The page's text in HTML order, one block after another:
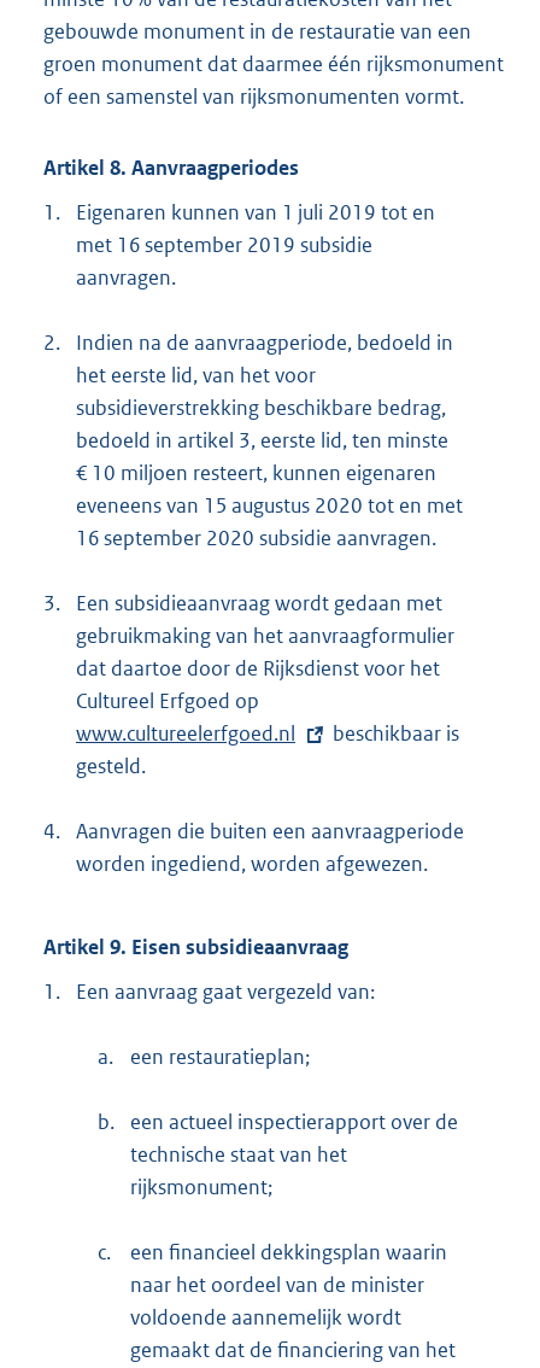
gebouwde monument in de restauratie van een
groen monument dat daarmee één rijksmonument
of een samenstel van rijksmonumenten vormt.
Artikel 8. Aanvraagperiodes
1.
Eigenaren kunnen van 1 juli 2019 tot en
met 16 september 2019 subsidie
aanvragen.
2.
Indien na de aanvraagperiode, bedoeld in
het eerste lid, van het voor
subsidieverstrekking beschikbare bedrag,
bedoeld in artikel 3, eerste lid, ten minste
€ 10 miljoen resteert, kunnen eigenaren
eveneens van 15 augustus 2020 tot en met
16 september 2020 subsidie aanvragen.
3.
Een subsidieaanvraag wordt gedaan met
gebruikmaking van het aanvraagformulier
dat daartoe door de Rijksdienst voor het
Cultureel Erfgoed op
x
r
n
i
n
:
www.cultureelerfgoed.nl
beschikbaar is
gesteld.
4. Aanvragen die buiten een aanvraagperiode
worden ingediend, worden afgewezen.
Artikel 9. Eisen subsidieaanvraag
1.
Een aanvraag gaat vergezeld van:
a. een restauratieplan;
b.
een actueel inspectierapport over de
technische staat van het
rijksmonument;
c.
een financieel dekkingsplan waarin
naar het oordeel van de minister
voldoende aannemelijk wordt
gemaakt dat de financiering van het